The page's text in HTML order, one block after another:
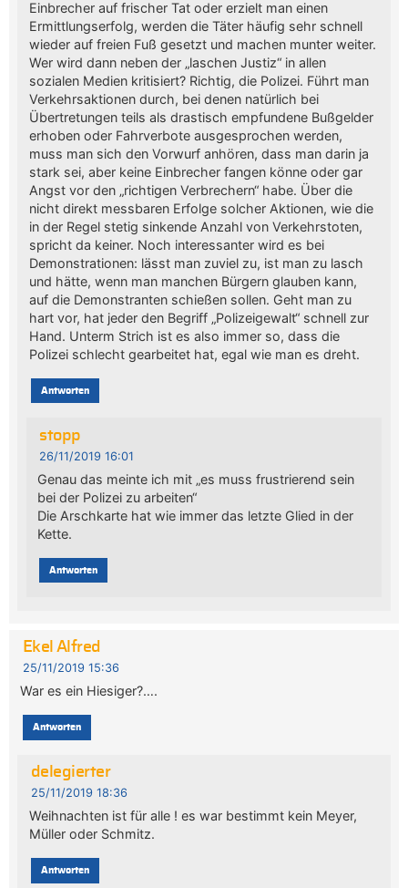
Einbrecher auf frischer Tat oder erzielt man einen
Ermittlungserfolg, werden die Täter häufig sehr schnell
wieder auf freien Fuß gesetzt und machen munter weiter.
Wer wird dann neben der „laschen Justiz“ in allen
sozialen Medien kritisiert? Richtig, die Polizei. Führt man
Verkehrsaktionen durch, bei denen natürlich bei
Übertretungen teils als drastisch empfundene Bußgelder
erhoben oder Fahrverbote ausgesprochen werden,
muss man sich den Vorwurf anhören, dass man darin ja
stark sei, aber keine Einbrecher fangen könne oder gar
Angst vor den „richtigen Verbrechern“ habe. Über die
nicht direkt messbaren Erfolge solcher Aktionen, wie die
in der Regel stetig sinkende Anzahl von Verkehrstoten,
spricht da keiner. Noch interessanter wird es bei
Demonstrationen: lässt man zuviel zu, ist man zu lasch
und hätte, wenn man manchen Bürgern glauben kann,
auf die Demonstranten schießen sollen. Geht man zu
hart vor, hat jeder den Begriff „Polizeigewalt“ schnell zur
Hand. Unterm Strich ist es also immer so, dass die
Polizei schlecht gearbeitet hat, egal wie man es dreht.
Antworten
stopp
26/11/2019 16:01
Genau das meinte ich mit „es muss frustrierend sein
bei der Polizei zu arbeiten“
Die Arschkarte hat wie immer das letzte Glied in der
Kette.
Antworten
Ekel Alfred
25/11/2019 15:36
War es ein Hiesiger?….
Antworten
delegierter
25/11/2019 18:36
Weihnachten ist für alle ! es war bestimmt kein Meyer,
Müller oder Schmitz.
Antworten